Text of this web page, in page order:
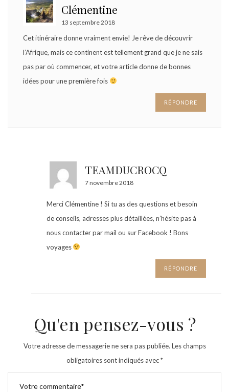
Clémentine
13 septembre 2018
Cet itinéraire donne vraiment envie! Je rêve de découvrir
l’Afrique, mais ce continent est tellement grand que je ne sais
pas par où commencer, et votre article donne de bonnes
idées pour une première fois
RÉPONDRE
TEAMDUCROCQ
7 novembre 2018
Merci Clémentine ! Si tu as des questions et besoin
de conseils, adresses plus détaillées, n’hésite pas à
nous contacter par mail ou sur Facebook ! Bons
voyages
RÉPONDRE
Qu'en pensez-vous ?
Votre adresse de messagerie ne sera pas publiée. Les champs
obligatoires sont indiqués avec*